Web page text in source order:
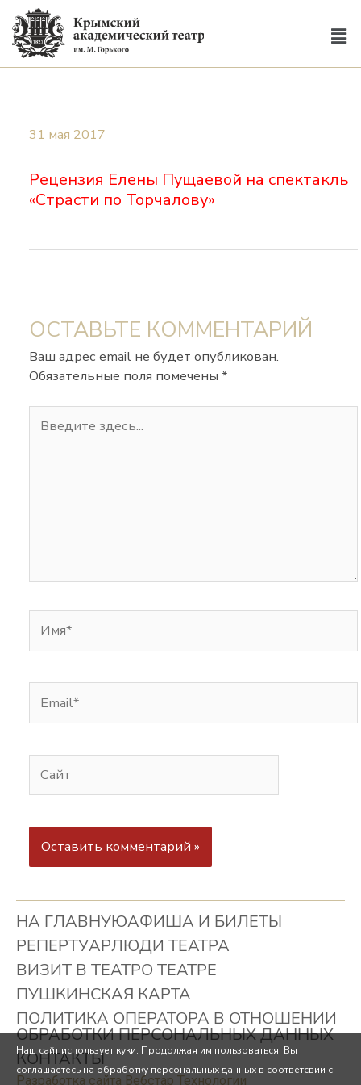
31 мая 2017
Рецензия Елены Пущаевой на спектакль
«Страсти по Торчалову»
ОСТАВЬТЕ КОММЕНТАРИЙ
Ваш адрес email не будет опубликован.
Обязательные поля помечены*
НА ГЛАВНУЮАФИША И БИЛЕТЫ
РЕПЕРТУАРЛЮДИ ТЕАТРА
ВИЗИТ В ТЕАТРО ТЕАТРЕ
ПУШКИНСКАЯ КАРТА
ПОЛИТИКА ОПЕРАТОРА В ОТНОШЕНИИ
ОБРАБОТКИ ПЕРСОНАЛЬНЫХ ДАННЫХ
КОНТАКТЫ
Разработка сайта Вебстар Технологии
Наш сайт использует куки. Продолжая им пользоваться, Вы
соглашаетесь на обработку персональных данных в соответсвии с